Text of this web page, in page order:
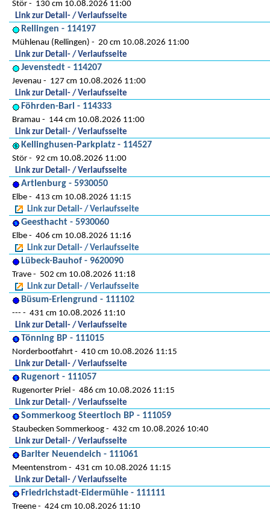
Stör
130 cm 10.08.2026 11:00
Link zur Detail- / Verlaufsseite
Rellingen - 114197
Mühlenau (Rellingen)
20 cm 10.08.2026 11:00
Link zur Detail- / Verlaufsseite
Jevenstedt - 114207
Jevenau
127 cm 10.08.2026 11:00
Link zur Detail- / Verlaufsseite
Föhrden-Barl - 114333
Bramau
144 cm 10.08.2026 11:00
Link zur Detail- / Verlaufsseite
Kellinghusen-Parkplatz - 114527
Stör
92 cm 10.08.2026 11:00
Link zur Detail- / Verlaufsseite
Artlenburg - 5930050
Elbe
413 cm 10.08.2026 11:15
Link zur Detail- / Verlaufsseite
Geesthacht - 5930060
Elbe
406 cm 10.08.2026 11:16
Link zur Detail- / Verlaufsseite
Lübeck-Bauhof - 9620090
Trave
502 cm 10.08.2026 11:18
Link zur Detail- / Verlaufsseite
Büsum-Erlengrund - 111102
---
431 cm 10.08.2026 11:10
Link zur Detail- / Verlaufsseite
Tönning BP - 111015
Norderbootfahrt
410 cm 10.08.2026 11:15
Link zur Detail- / Verlaufsseite
Rugenort - 111057
Rugenorter Priel
486 cm 10.08.2026 11:15
Link zur Detail- / Verlaufsseite
Sommerkoog Steertloch BP - 111059
Staubecken Sommerkoog
432 cm 10.08.2026 10:40
Link zur Detail- / Verlaufsseite
Barlter Neuendeich - 111061
Meentenstrom
431 cm 10.08.2026 11:15
Link zur Detail- / Verlaufsseite
Friedrichstadt-Eidermühle - 111111
Treene 424 cm 10.08.2026 11:10